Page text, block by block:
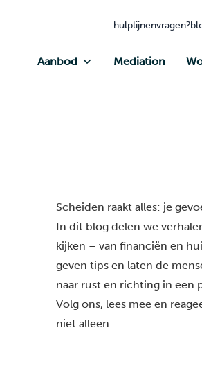
hulplijnenvragen?
Aanbod Mediation
Scheiden raakt alles: je
In dit blog delen we
kijken – van financiën en
geven tips en laten de
naar rust en richting in een
Volg ons, lees mee en
niet alleen.